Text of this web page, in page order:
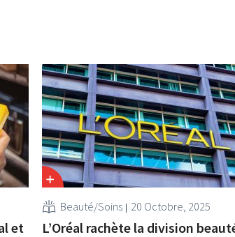
et
Beauté/Soins 20 Octobre, 2025
L’Oréal rachète la division